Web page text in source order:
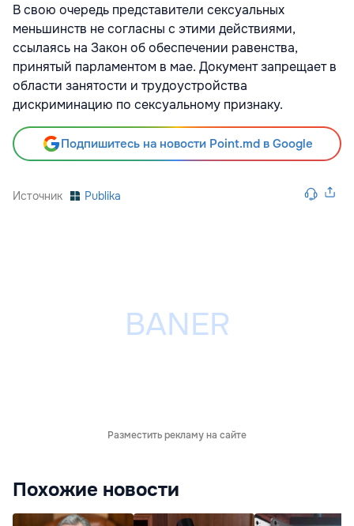
В свою очередь представители сексуальных
меньшинств не согласны с этими действиями,
ссылаясь на Закон об обеспечении равенства,
принятый парламентом в мае. Документ запрещает в
области занятости и трудоустройства
дискриминацию по сексуальному признаку.
Подпишитесь на новости Point.md в Google
Источник Publika
Разместить рекламу на сайте
Похожие новости